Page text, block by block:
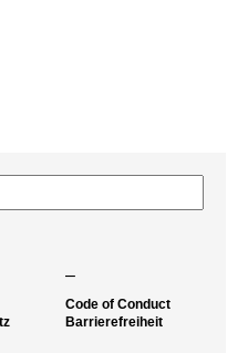
–
Code of Conduct
Barrierefreiheit